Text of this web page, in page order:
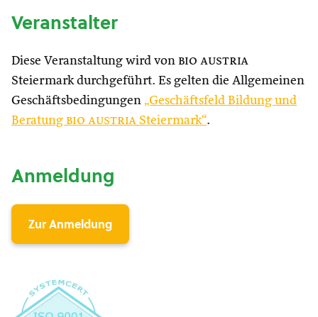
Veranstalter
Diese Veranstaltung wird von bio austria
Steiermark durchgeführt. Es gelten die Allgemeinen
Geschäftsbedingungen „Geschäftsfeld Bildung und
Beratung bio austria Steiermark“.
Anmeldung
Zur Anmeldung